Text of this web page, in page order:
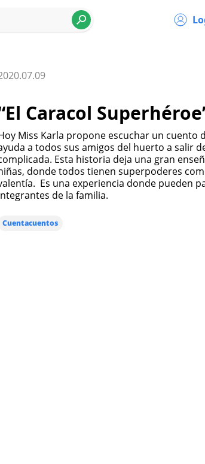
Caracol
donde un valiente caracol
a todos sus amigos del huerto a salir
Esta historia deja una gran
donde todos tienen superpoderes
Es una experiencia donde pueden
de la familia.
Cuentacuentos